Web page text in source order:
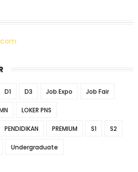
D1 D3 Job Expo Job Fair
LOKER PNS
PENDIDIKAN PREMIUM S1 S2
Undergraduate